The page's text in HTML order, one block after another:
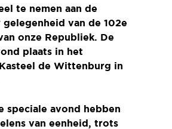
te nemen aan de
van de 102e
onze Republiek. De
plaats in het
de Wittenburg in
speciale avond hebben
van eenheid, trots